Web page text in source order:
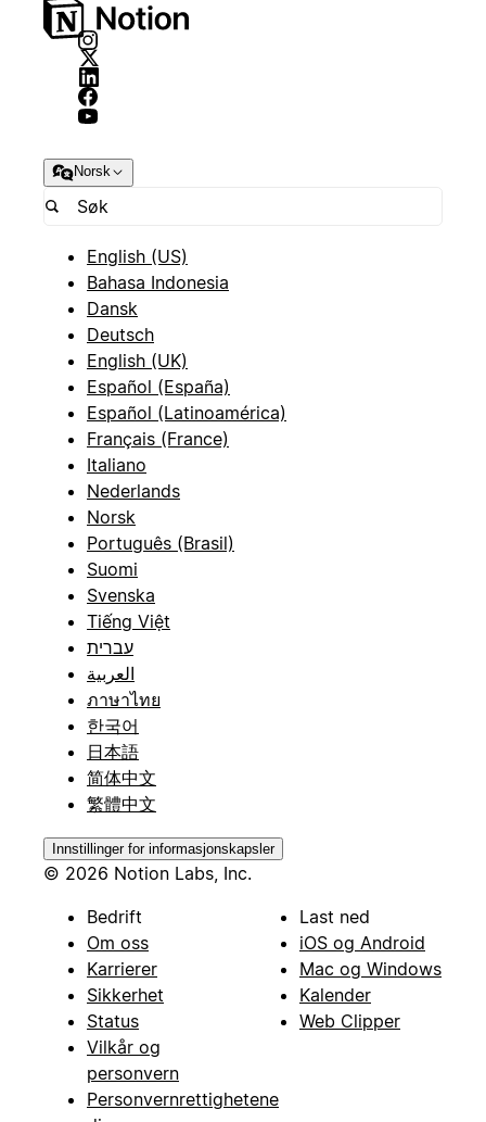
Norsk
English (US)
Bahasa Indonesia
Dansk
Deutsch
English (UK)
Español (España)
Español (Latinoamérica)
Français (France)
Italiano
Nederlands
Norsk
Português (Brasil)
Suomi
Svenska
Tiếng Việt
עברית
العربية
ภาษาไทย
한국어
日本語
简体中文
繁體中文
Innstillinger for informasjonskapsler
© 2026 Notion Labs, Inc.
Bedrift
Om oss
Karrierer
Sikkerhet
Status
Vilkår og
personvern
Personvernrettighetene
Last ned
iOS og Android
Mac og Windows
Kalender
Web Clipper